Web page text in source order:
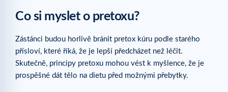
Co si myslet o pretoxu?
Zástánci budou horlivě bránit pretox kúru podle starého
přísloví, které říká, že je lepší předcházet než léčit.
Skutečně, principy pretoxu mohou vést k myšlence, že je
prospěšné dát tělo na dietu před možnými přebytky.